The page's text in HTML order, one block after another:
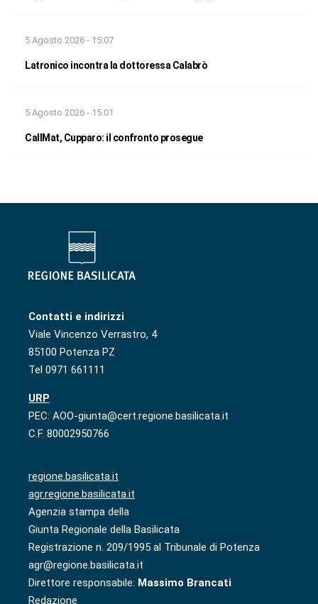
5 Agosto 2026 - 15:07
Latronico incontra la dottoressa Calabrò
5 Agosto 2026 - 15:01
CallMat, Cupparo: il confronto prosegue
Contatti e indirizzi
Viale Vincenzo Verrastro, 4
85100 Potenza PZ
Tel 0971 661111
URP
PEC: AOO-giunta@cert.regione.basilicata.it
C.F. 80002950766
regione.basilicata.it
agr.regione.basilicata.it
Agenzia stampa della
Giunta Regionale della Basilicata
Registrazione n. 209/1995 al Tribunale di Potenza
agr@regione.basilicata.it
Direttore responsabile: Massimo Brancati
Redazione